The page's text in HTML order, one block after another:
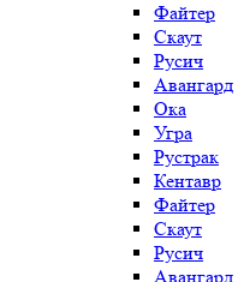
Файтер
Скаут
Русич
Авангард
Ока
Угра
Рустрак
Кентавр
Файтер
Скаут
Русич
Авангард